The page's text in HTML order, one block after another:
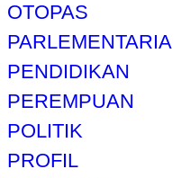
OTOPAS
PARLEMENTARIA
PENDIDIKAN
PEREMPUAN
POLITIK
PROFIL